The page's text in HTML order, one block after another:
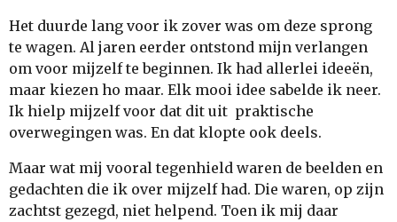
Het duurde lang voor ik zover was om deze sprong
te wagen. Al jaren eerder ontstond mijn verlangen
om voor mijzelf te beginnen. Ik had allerlei ideeën,
maar kiezen ho maar. Elk mooi idee sabelde ik neer.
Ik hielp mijzelf voor dat dit uit praktische
overwegingen was. En dat klopte ook deels.
Maar wat mij vooral tegenhield waren de beelden en
gedachten die ik over mijzelf had. Die waren, op zijn
zachtst gezegd, niet helpend. Toen ik mij daar